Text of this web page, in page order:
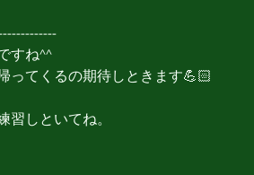
すね^^
ってくるの期待しときます💪🏻
習しといてね。